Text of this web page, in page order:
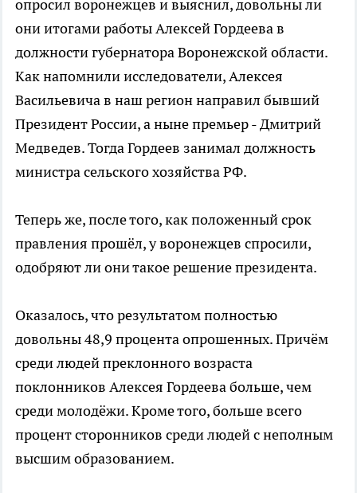
опросил воронежцев и выяснил, довольны ли
они итогами работы Алексей Гордеева в
должности губернатора Воронежской области.
Как напомнили исследователи, Алексея
Васильевича в наш регион направил бывший
Президент России, а ныне премьер - Дмитрий
Медведев. Тогда Гордеев занимал должность
министра сельского хозяйства РФ.
Теперь же, после того, как положенный срок
правления прошёл, у воронежцев спросили,
одобряют ли они такое решение президента.
Оказалось, что результатом полностью
довольны 48,9 процента опрошенных. Причём
среди людей преклонного возраста
поклонников Алексея Гордеева больше, чем
среди молодёжи. Кроме того, больше всего
процент сторонников среди людей с неполным
высшим образованием.